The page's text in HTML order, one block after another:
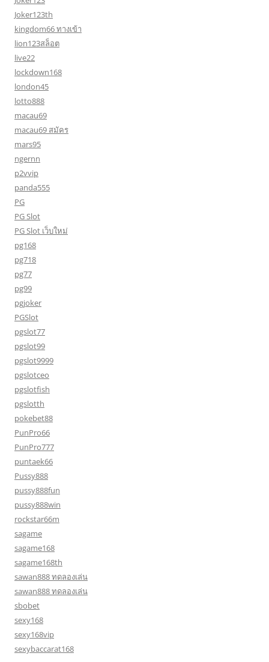
Joker123th
kingdom66 ทางเข้า
lion123สล็อต
live22
lockdown168
london45
lotto888
macau69
macau69 สมัคร
mars95
ngernn
p2vvip
panda555
PG
PG Slot
PG Slot เว็บใหม่
pg168
pg718
pg77
pg99
pgjoker
PGSlot
pgslot77
pgslot99
pgslot9999
pgslotceo
pgslotfish
pgslotth
pokebet88
PunPro66
PunPro777
puntaek66
Pussy888
pussy888fun
pussy888win
rockstar66m
sagame
sagame168
sagame168th
sawan888 ทดลองเล่น
sawan888 ทดลองเล่น
sbobet
sexy168
sexy168vip
sexybaccarat168